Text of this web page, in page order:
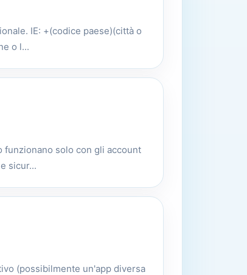
IE: +(codice paese)(città o
o l...
solo con gli account
sicur...
(possibilmente un'app diversa